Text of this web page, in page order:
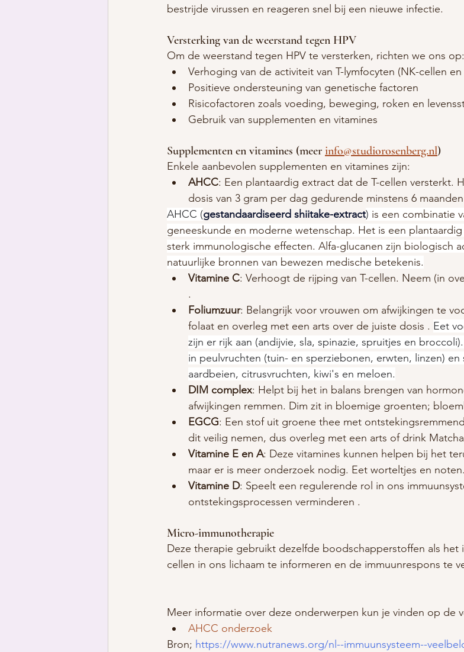
bestrijde virussen en reageren snel bij een nieuwe infectie.
Versterking van de weerstand tegen HPV
Om de weerstand tegen HPV te versterken, richten we ons op:
Verhoging van de activiteit van T-lymfocyten (NK-cellen
Positieve ondersteuning van genetische factoren
Risicofactoren zoals voeding, beweging, roken en
Gebruik van supplementen en vitamines
Supplementen en vitamines (meer info@studiorosenberg.nl)
Enkele aanbevolen supplementen en vitamines zijn:
AHCC: Een plantaardig extract dat de T-cellen versterkt.
dosis van 3 gram per dag gedurende minstens 6
AHCC (gestandaardiseerd shiitake-extract) is een combinatie
geneeskunde en moderne wetenschap. Het is een
sterk immunologische effecten. Alfa-glucanen zijn biologisch
natuurlijke bronnen van bewezen medische betekenis.
Vitamine C: Verhoogt de rijping van T-cellen. Neem (in
.
Foliumzuur: Belangrijk voor vrouwen om afwijkingen te
folaat en overleg met een arts over de juiste dosis . Eet
zijn er rijk aan (andijvie, sla, spinazie, spruitjes en
in peulvruchten (tuin- en sperziebonen, erwten, linzen)
aardbeien, citrusvruchten, kiwi's en meloen.
DIM complex: Helpt bij het in balans brengen van
afwijkingen remmen. Dim zit in bloemige groenten;
EGCG: Een stof uit groene thee met
dit veilig nemen, dus overleg met een arts of drink
Vitamine E en A: Deze vitamines kunnen helpen bij het
maar er is meer onderzoek nodig. Eet worteltjes en noten.
Vitamine D: Speelt een regulerende rol in ons
ontstekingsprocessen verminderen .
Micro-immunotherapie
Deze therapie gebruikt dezelfde boodschapperstoffen als het
cellen in ons lichaam te informeren en de immuunrespons te
Meer informatie over deze onderwerpen kun je vinden op de
AHCC onderzoek
Bron; https://www.nutranews.org/nl--immuunsysteem--